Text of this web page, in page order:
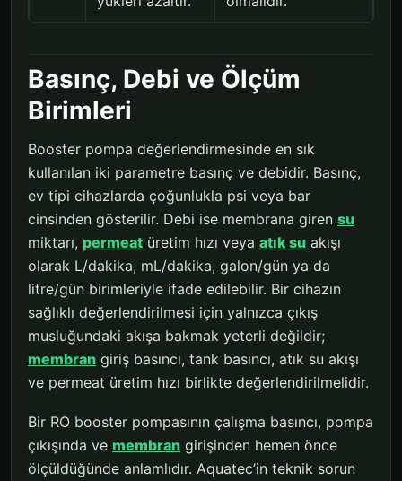
Basınç, Debi ve Ölçüm
Birimleri
Booster pompa değerlendirmesinde en sık
kullanılan iki parametre basınç ve debidir. Basınç,
ev tipi cihazlarda çoğunlukla psi veya bar
cinsinden gösterilir. Debi ise membrana giren su
miktarı, permeat üretim hızı veya atık su akışı
olarak L/dakika, mL/dakika, galon/gün ya da
litre/gün birimleriyle ifade edilebilir. Bir cihazın
sağlıklı değerlendirilmesi için yalnızca çıkış
musluğundaki akışa bakmak yeterli değildir;
membran giriş basıncı, tank basıncı, atık su akışı
ve permeat üretim hızı birlikte değerlendirilmelidir.
Bir RO booster pompasının çalışma basıncı, pompa
çıkışında ve membran girişinden hemen önce
ölçüldüğünde anlamlıdır. Aquatec’in teknik sorun